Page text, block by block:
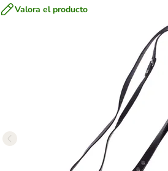
Valora el producto